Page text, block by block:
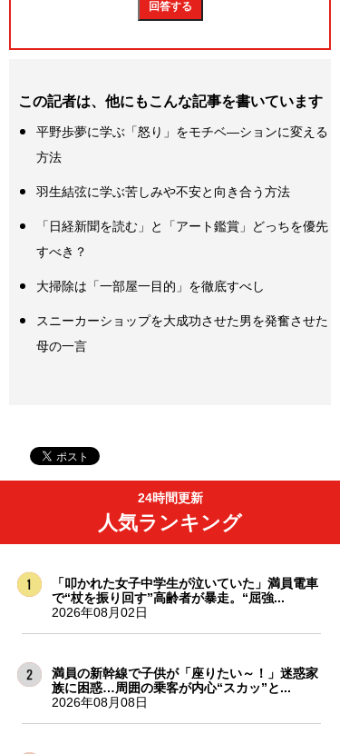
この記者は、他にもこんな記事を書いています
平野歩夢に学ぶ「怒り」をモチベ―ションに変える
方法
羽生結弦に学ぶ苦しみや不安と向き合う方法
「日経新聞を読む」と「アート鑑賞」どっちを優先
すべき？
大掃除は「一部屋一目的」を徹底すべし
スニーカーショップを大成功させた男を発奮させた
母の一言
24時間更新
人気ランキング
「叩かれた女子中学生が泣いていた」満員電車
で“杖を振り回す”高齢者が暴走。“屈強...
2026年08月02日
満員の新幹線で子供が「座りたい～！」迷惑家
族に困惑…周囲の乗客が内心“スカッ”と...
2026年08月08日